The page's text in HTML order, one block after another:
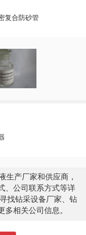
复合防砂管
生产厂家和供应商，
、公司联系方式等详
找钻采设备厂家、钻
相关公司信息。